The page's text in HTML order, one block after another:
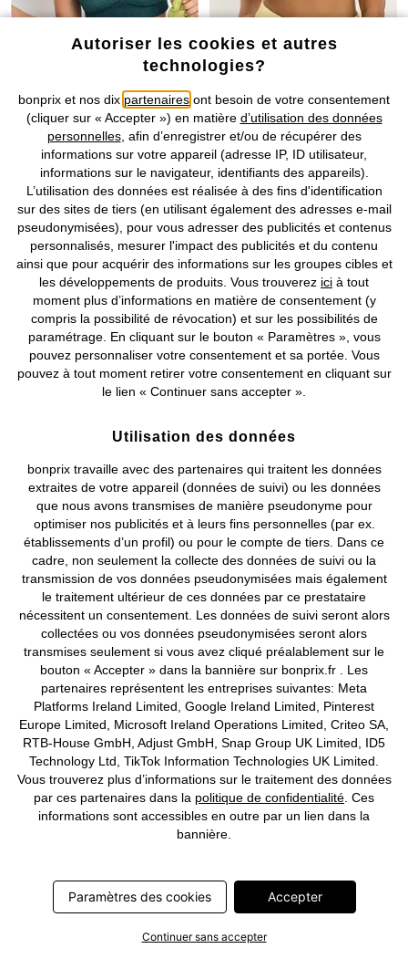
Soutien-gorge de sport,
maintien fort
CHF 31,95
Lot de 3 soutiens-gorge coton
sans armatures
CHF 54,95
Lot de 2 soutiens-gorge
fermeture devant sans
armatures avec coton
CHF 33,90
Lot de 2 soutiens-gorge coton
sans armatures
CHF 29,95
Autoriser les cookies et autres
technologies?
bonprix et nos dix partenaires ont besoin de votre consentement
(cliquer sur « Accepter ») en matière d’utilisation des données
personnelles, afin d’enregistrer et/ou de récupérer des
informations sur votre appareil (adresse IP, ID utilisateur,
informations sur le navigateur, identifiants des appareils).
L’utilisation des données est réalisée à des fins d'identification
sur des sites de tiers (en utilisant également des adresses e-mail
pseudonymisées), pour vous adresser des publicités et contenus
personnalisés, mesurer l'impact des publicités et du contenu
ainsi que pour acquérir des informations sur les groupes cibles et
les développements de produits. Vous trouverez ici à tout
moment plus d’informations en matière de consentement (y
compris la possibilité de révocation) et sur les possibilités de
paramétrage. En cliquant sur le bouton « Paramètres », vous
pouvez personnaliser votre consentement et sa portée. Vous
pouvez à tout moment retirer votre consentement en cliquant sur
le lien « Continuer sans accepter ».
Utilisation des données
bonprix travaille avec des partenaires qui traitent les données
extraites de votre appareil (données de suivi) ou les données
que nous avons transmises de manière pseudonyme pour
optimiser nos publicités et à leurs fins personnelles (par ex.
établissements d’un profil) ou pour le compte de tiers. Dans ce
cadre, non seulement la collecte des données de suivi ou la
transmission de vos données pseudonymisées mais également
le traitement ultérieur de ces données par ce prestataire
nécessitent un consentement. Les données de suivi seront alors
collectées ou vos données pseudonymisées seront alors
transmises seulement si vous avez cliqué préalablement sur le
bouton « Accepter » dans la bannière sur bonprix.fr . Les
partenaires représentent les entreprises suivantes: Meta
Platforms Ireland Limited, Google Ireland Limited, Pinterest
Europe Limited, Microsoft Ireland Operations Limited, Criteo SA,
RTB-House GmbH, Adjust GmbH, Snap Group UK Limited, ID5
Technology Ltd, TikTok Information Technologies UK Limited.
Vous trouverez plus d’informations sur le traitement des données
par ces partenaires dans la politique de confidentialité . Ces
informations sont accessibles en outre par un lien dans la
bannière.
Paramètres des cookies Accepter
Continuer sans accepter